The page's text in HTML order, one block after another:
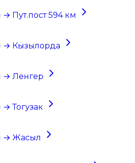
Пут.пост 594 км
→ Кызылорда
→ Ленгер
Тогузак
→ Жасыл